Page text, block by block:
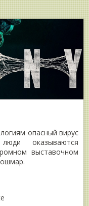
опасный вирус
оказываются
выставочном